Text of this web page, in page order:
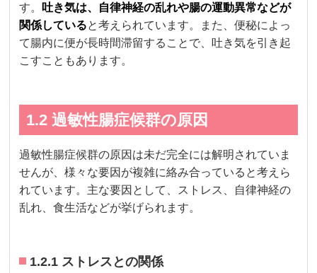
す。
吐き気は、自律神経の乱れや腸の運動異常などが
関係していると考えられています。また、便秘によっ
て腸内に便が長時間滞留することで、吐き気を引き起
こすこともあります。
1.2 過敏性腸症候群の原因
過敏性腸症候群の原因は未だ完全には解明されていま
せんが、様々な要因が複雑に絡み合っていると考えら
れています。主な要因として、ストレス、自律神経の
乱れ、食生活などが挙げられます。
1.2.1 ストレスとの関係